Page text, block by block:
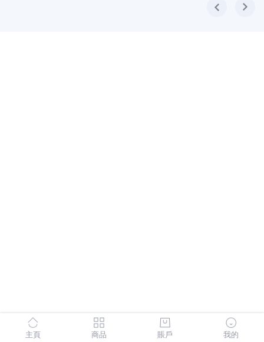
主頁 商品 賬戶 我的